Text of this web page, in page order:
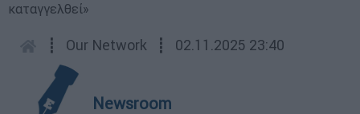
καταγγελθεί»
┋ Our Network ┋ 02.11.2025 23:40
Newsroom